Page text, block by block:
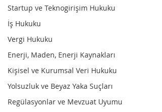
Startup ve Teknogirişim Hukuku
İş Hukuku
Vergi Hukuku
Enerji, Maden, Enerji Kaynakları
Kişisel ve Kurumsal Veri Hukuku
Yolsuzluk ve Beyaz Yaka Suçları
Regülasyonlar ve Mevzuat Uyumu